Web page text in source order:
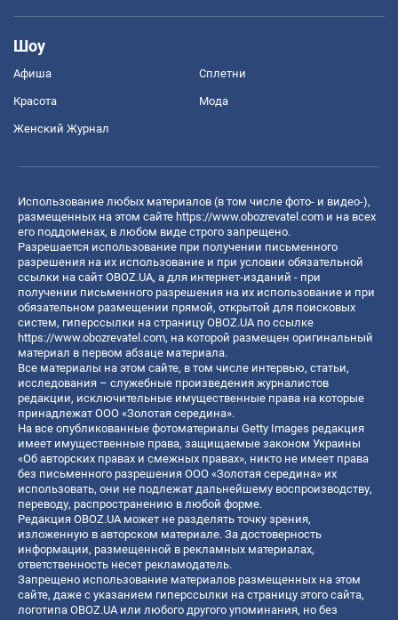
Шоу
Афиша Сплетни
Красота Мода
Женский Журнал
Использование любых материалов (в том числе фото- и видео-),
размещенных на этом сайте https://www.obozrevatel.com и на всех
его поддоменах, в любом виде строго запрещено.
Разрешается использование при получении письменного
разрешения на их использование и при условии обязательной
ссылки на сайт OBOZ.UA, а для интернет-изданий - при
получении письменного разрешения на их использование и при
обязательном размещении прямой, открытой для поисковых
систем, гиперссылки на страницу OBOZ.UA по ссылке
https://www.obozrevatel.com, на которой размещен оригинальный
материал в первом абзаце материала.
Все материалы на этом сайте, в том числе интервью, статьи,
исследования – служебные произведения журналистов
редакции, исключительные имущественные права на которые
принадлежат ООО «Золотая середина».
На все опубликованные фотоматериалы Getty Images редакция
имеет имущественные права, защищаемые законом Украины
«Об авторских правах и смежных правах», никто не имеет права
без письменного разрешения ООО «Золотая середина» их
использовать, они не подлежат дальнейшему воспроизводству,
переводу, распространению в любой форме.
Редакция OBOZ.UA может не разделять точку зрения,
изложенную в авторском материале. За достоверность
информации, размещенной в рекламных материалах,
ответственность несет рекламодатель.
Запрещено использование материалов размещенных на этом
сайте, даже с указанием гиперссылки на страницу этого сайта,
логотипа OBOZ.UA или любого другого упоминания, но без